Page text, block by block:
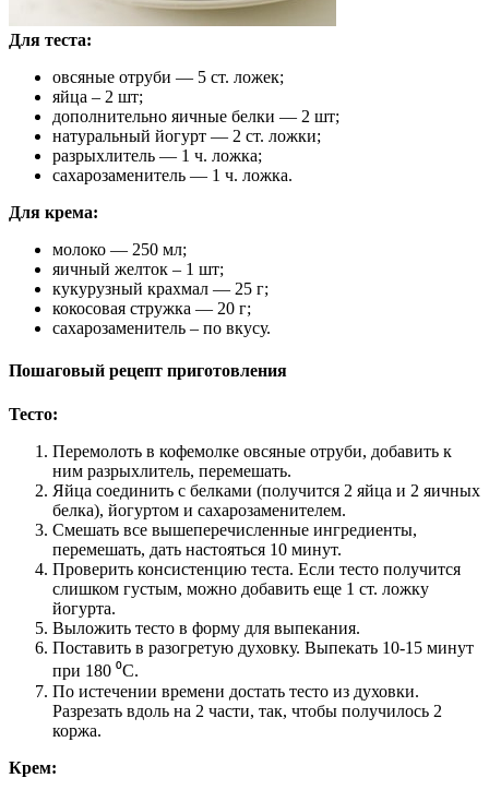
Для теста:
овсяные отруби — 5 ст. ложек;
яйца – 2 шт;
дополнительно яичные белки — 2 шт;
натуральный йогурт — 2 ст. ложки;
разрыхлитель — 1 ч. ложка;
сахарозаменитель — 1 ч. ложка.
Для крема:
молоко — 250 мл;
яичный желток – 1 шт;
кукурузный крахмал — 25 г;
кокосовая стружка — 20 г;
сахарозаменитель – по вкусу.
Пошаговый рецепт приготовления
Тесто:
Перемолоть в кофемолке овсяные отруби, добавить к
ним разрыхлитель, перемешать.
Яйца соединить с белками (получится 2 яйца и 2 яичных
белка), йогуртом и сахарозаменителем.
Смешать все вышеперечисленные ингредиенты,
перемешать, дать настояться 10 минут.
Проверить консистенцию теста. Если тесто получится
слишком густым, можно добавить еще 1 ст. ложку
йогурта.
Выложить тесто в форму для выпекания.
Поставить в разогретую духовку. Выпекать 10-15 минут
при 180 ⁰С.
По истечении времени достать тесто из духовки.
Разрезать вдоль на 2 части, так, чтобы получилось 2
коржа.
Крем: